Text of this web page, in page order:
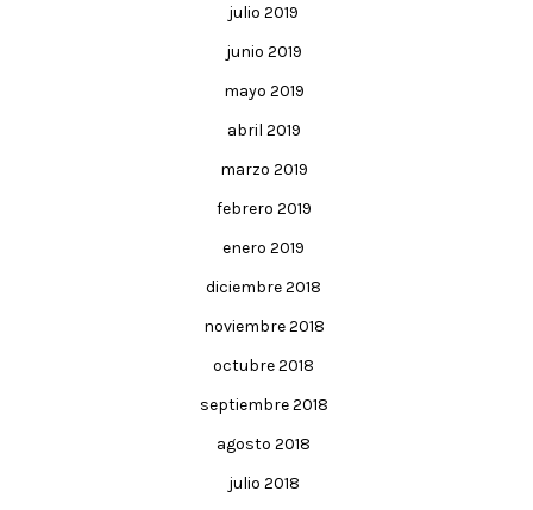
julio 2019
junio 2019
mayo 2019
abril 2019
marzo 2019
febrero 2019
enero 2019
diciembre 2018
noviembre 2018
octubre 2018
septiembre 2018
agosto 2018
julio 2018